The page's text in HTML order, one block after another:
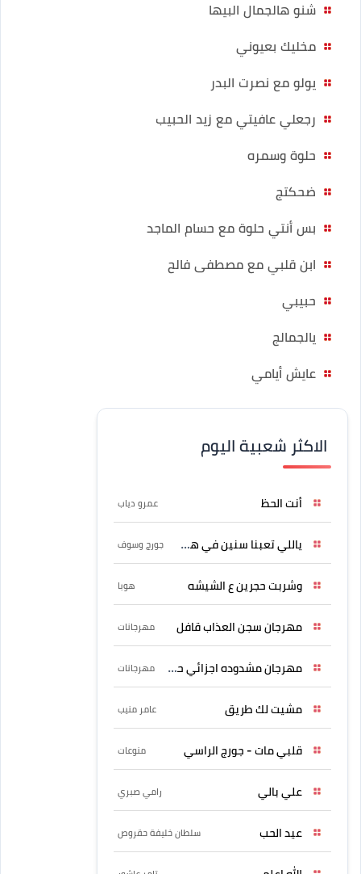
شنو هالجمال البيها
مخليك بعيوني
يولو مع نصرت البدر
رجعلي عافيتي مع زيد الحبيب
حلوة وسمره
ضحكتج
بس أنتي حلوة مع حسام الماجد
ابن قلبي مع مصطفى فالح
حبيبي
يالجمالج
عايش أيامي
الاكثر شعبية اليوم
أنت الحظ عمرو دياب
ياللي تعبنا سنين في هواه جورج وسوف
وشربت حجرين ع الشيشه هوبا
مهرجان سجن العذاب قافل مهرجانات
مهرجان مشدوده اجزائي حربونى مهرجانات
مشيت لك طريق عامر منيب
قلبي مات - جورج الراسي منوعات
علي بالي رامي صبري
عيد الحب سلطان خليفة حقروص